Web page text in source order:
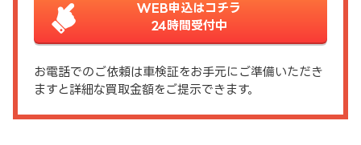
WEB申込はコチラ
24時間受付中
お電話でのご依頼は車検証をお手元にご準備いただき
ますと詳細な買取金額をご提示できます。